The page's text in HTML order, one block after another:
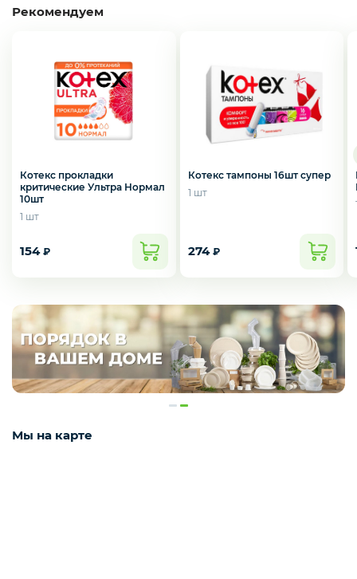
Рекомендуем
Котекс прокладки
критические Ультра Нормал
10шт
1 шт
154 ₽
Котекс тампоны 16шт супер
1 шт
274 ₽
Мы на карте